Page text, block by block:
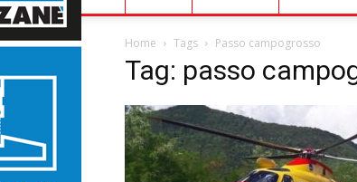
Home Tags Passo campogrosso
Tag: passo